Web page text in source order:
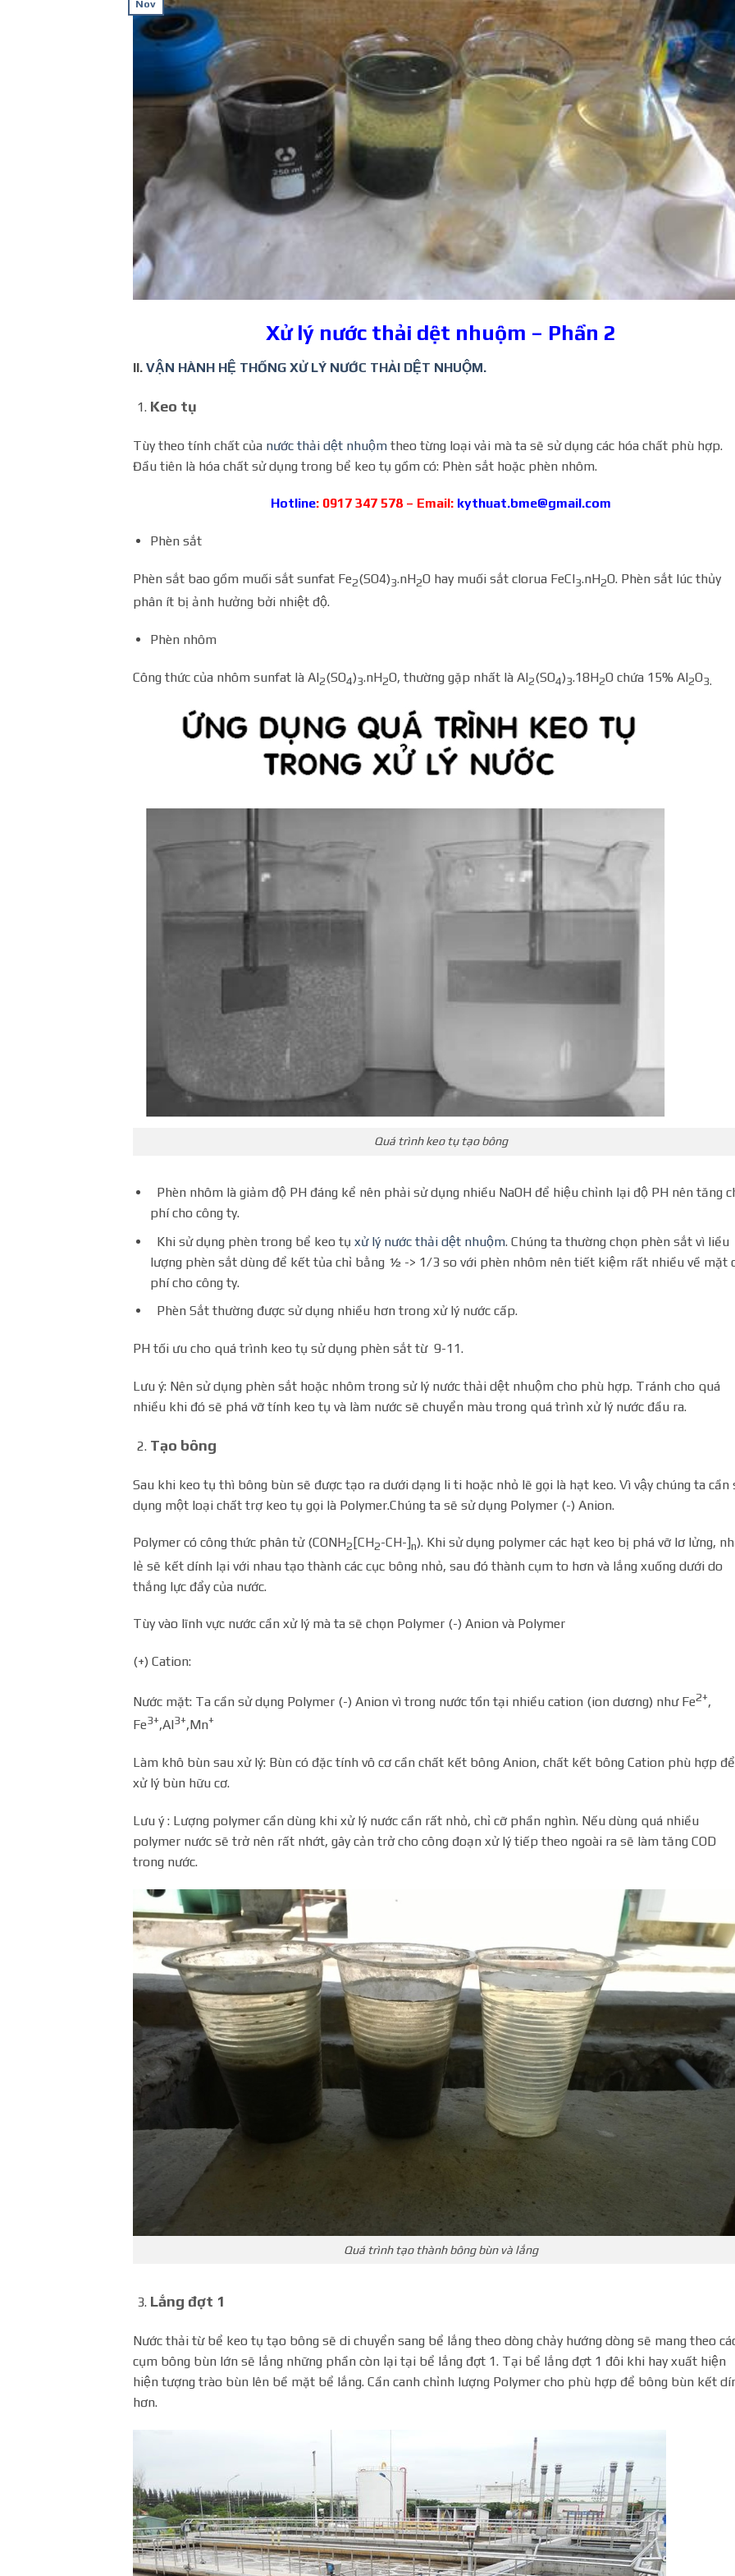
Nov
Xử lý nước thải dệt nhuộm – Phần 2
II. VẬN HÀNH HỆ THỐNG XỬ LÝ NƯỚC THẢI DỆT NHUỘM.
Keo tụ
Tùy theo tính chất của nước thải dệt nhuộm theo từng loại vải mà ta sẽ sử dụng các hóa chất phù hợp.
Đầu tiên là hóa chất sử dụng trong bể keo tụ gồm có: Phèn sắt hoặc phèn nhôm.
Hotline: 0917 347 578 – Email: kythuat.bme@gmail.com
Phèn sắt
Phèn sắt bao gồm muối sắt sunfat Fe2(SO4)3.nH2O hay muối sắt clorua FeCl3.nH2O. Phèn sắt lúc thủy
phân ít bị ảnh hưởng bởi nhiệt độ.
Phèn nhôm
Công thức của nhôm sunfat là Al2(SO4)3.nH2O, thường gặp nhất là Al2(SO4)3.18H2O chứa 15% Al2O3.
Quá trình keo tụ tạo bông
Phèn nhôm là giảm độ PH đáng kể nên phải sử dụng nhiều NaOH để hiệu chỉnh lại độ PH nên tăng
phí cho công ty.
Khi sử dụng phèn trong bể keo tụ xử lý nước thải dệt nhuộm. Chúng ta thường chọn phèn sắt vì liều
lượng phèn sắt dùng để kết tủa chỉ bằng ½ -> 1/3 so với phèn nhôm nên tiết kiệm rất nhiều về mặt
phí cho công ty.
Phèn Sắt thường được sử dụng nhiều hơn trong xử lý nước cấp.
PH tối ưu cho quá trình keo tụ sử dụng phèn sắt từ 9-11.
Lưu ý: Nên sử dụng phèn sắt hoặc nhôm trong sử lý nước thải dệt nhuộm cho phù hợp. Tránh cho quá
nhiều khi đó sẽ phá vỡ tính keo tụ và làm nước sẽ chuyển màu trong quá trình xử lý nước đầu ra.
Tạo bông
Sau khi keo tụ thì bông bùn sẽ được tạo ra dưới dạng li ti hoặc nhỏ lẽ gọi là hạt keo. Vì vậy chúng ta cần
dụng một loại chất trợ keo tụ gọi là Polymer.Chúng ta sẽ sử dụng Polymer (-) Anion.
Polymer có công thức phân tử (CONH2 [CH2-CH-]n). Khi sử dụng polymer các hạt keo bị phá vỡ lơ lửng,
lẻ sẽ kết dính lại với nhau tạo thành các cục bông nhỏ, sau đó thành cụm to hơn và lắng xuống dưới do
thắng lực đẩy của nước.
Tùy vào lĩnh vực nước cần xử lý mà ta sẽ chọn Polymer (-) Anion và Polymer
(+) Cation:
Nước mặt: Ta cần sử dụng Polymer (-) Anion vì trong nước tồn tại nhiều cation (ion dương) như Fe2+,
Fe3+,Al3+,Mn+
Làm khô bùn sau xử lý: Bùn có đặc tính vô cơ cần chất kết bông Anion, chất kết bông Cation phù hợp để
xử lý bùn hữu cơ.
Lưu ý : Lượng polymer cần dùng khi xử lý nước cần rất nhỏ, chỉ cỡ phần nghìn. Nếu dùng quá nhiều
polymer nước sẽ trở nên rất nhớt, gây cản trở cho công đoạn xử lý tiếp theo ngoài ra sẽ làm tăng COD
trong nước.
Quá trình tạo thành bông bùn và lắng
Lắng đợt 1
Nước thải từ bể keo tụ tạo bông sẽ di chuyển sang bể lắng theo dòng chảy hướng dòng sẽ mang theo
cụm bông bùn lớn sẽ lắng những phần còn lại tại bể lắng đợt 1. Tại bể lắng đợt 1 đôi khi hay xuất hiện
hiện tượng trào bùn lên bề mặt bể lắng. Cần canh chỉnh lượng Polymer cho phù hợp để bông bùn kết
hơn.